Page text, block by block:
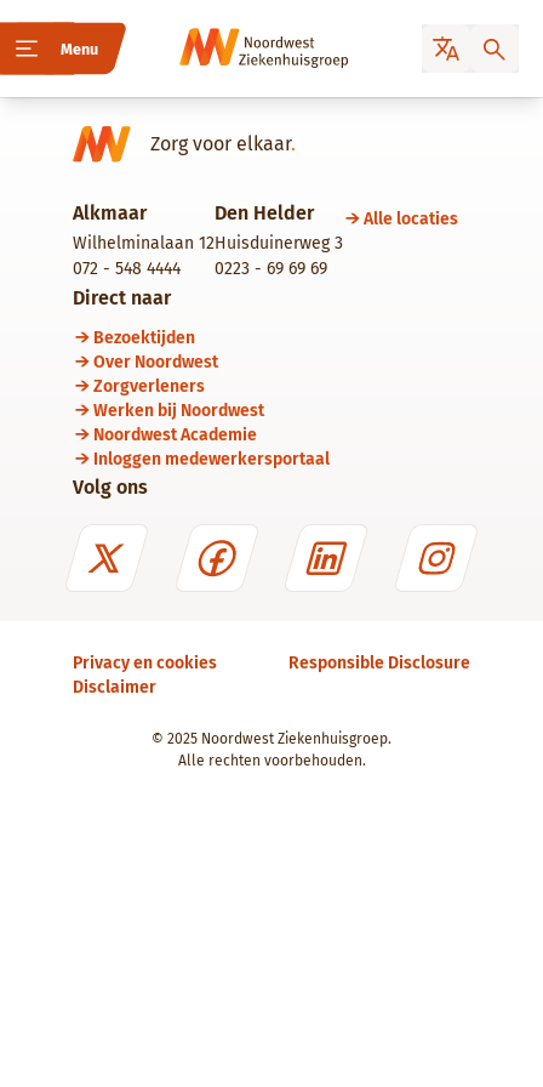
Menu
Zorg voor elkaar.
Alkmaar
Wilhelminalaan 12
072 - 548 4444
Den Helder
Huisduinerweg 3
0223 - 69 69 69
Alle locaties
Direct naar
Bezoektijden
Over Noordwest
Zorgverleners
Werken bij Noordwest
Noordwest Academie
Inloggen medewerkersportaal
Volg ons
© 2025 Noordwest Ziekenhuisgroep.
Alle rechten voorbehouden.
Privacy en cookies
Responsible Disclosure
Disclaimer